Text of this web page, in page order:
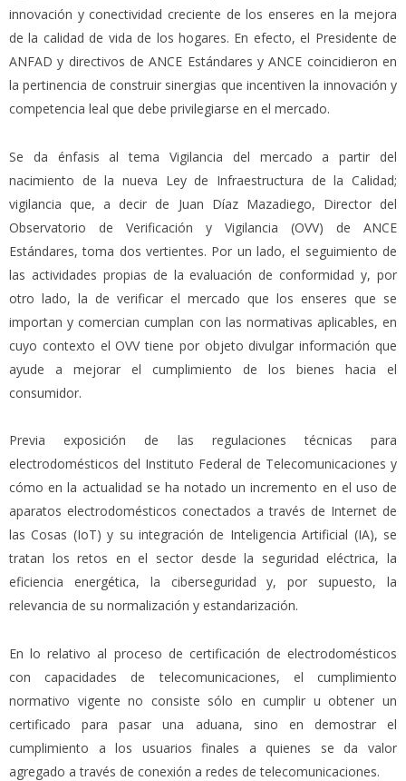
innovación y conectividad creciente de los enseres en la mejora
de la calidad de vida de los hogares. En efecto, el Presidente de
ANFAD y directivos de ANCE Estándares y ANCE coincidieron en
la pertinencia de construir sinergias que incentiven la innovación y
competencia leal que debe privilegiarse en el mercado.
Se da énfasis al tema Vigilancia del mercado a partir del
nacimiento de la nueva Ley de Infraestructura de la Calidad;
vigilancia que, a decir de Juan Díaz Mazadiego, Director del
Observatorio de Verificación y Vigilancia (OVV) de ANCE
Estándares, toma dos vertientes. Por un lado, el seguimiento de
las actividades propias de la evaluación de conformidad y, por
otro lado, la de verificar el mercado que los enseres que se
importan y comercian cumplan con las normativas aplicables, en
cuyo contexto el OVV tiene por objeto divulgar información que
ayude a mejorar el cumplimiento de los bienes hacia el
consumidor.
Previa exposición de las regulaciones técnicas para
electrodomésticos del Instituto Federal de Telecomunicaciones y
cómo en la actualidad se ha notado un incremento en el uso de
aparatos electrodomésticos conectados a través de Internet de
las Cosas (IoT) y su integración de Inteligencia Artificial (IA), se
tratan los retos en el sector desde la seguridad eléctrica, la
eficiencia energética, la ciberseguridad y, por supuesto, la
relevancia de su normalización y estandarización.
En lo relativo al proceso de certificación de electrodomésticos
con capacidades de telecomunicaciones, el cumplimiento
normativo vigente no consiste sólo en cumplir u obtener un
certificado para pasar una aduana, sino en demostrar el
cumplimiento a los usuarios finales a quienes se da valor
agregado a través de conexión a redes de telecomunicaciones.